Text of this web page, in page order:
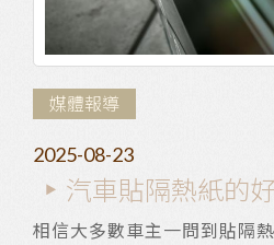
媒體報導
2025-08-23
汽車貼隔熱紙的
相信大多數車主一問到貼隔